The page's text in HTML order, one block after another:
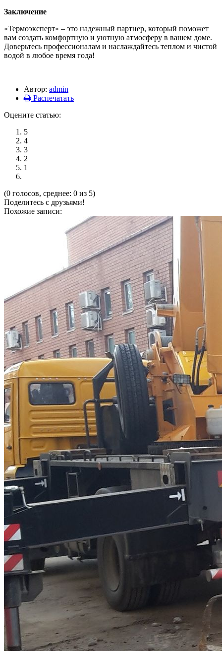
Заключение
«Термоэксперт» – это надежный партнер, который поможет
вам создать комфортную и уютную атмосферу в вашем доме.
Доверьтесь профессионалам и наслаждайтесь теплом и чистой
водой в любое время года!
Автор: admin
Распечатать
Оцените статью:
5
4
3
2
1
(0 голосов, среднее: 0 из 5)
Поделитесь с друзьями!
Похожие записи: